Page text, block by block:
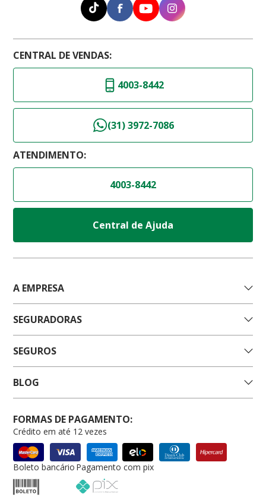
CENTRAL DE VENDAS:
4003-8442
(31) 3972-7086
ATENDIMENTO:
4003-8442
Central de Ajuda
A EMPRESA
SEGURADORAS
SEGUROS
BLOG
FORMAS DE PAGAMENTO:
Crédito em até 12 vezes
Boleto bancário Pagamento com pix